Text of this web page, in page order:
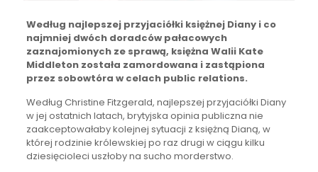
Według najlepszej przyjaciółki księżnej Diany i co
najmniej dwóch doradców pałacowych
zaznajomionych ze sprawą, księżna Walii Kate
Middleton została zamordowana i zastąpiona
przez sobowtóra w celach public relations.
Według Christine Fitzgerald, najlepszej przyjaciółki Diany
w jej ostatnich latach, brytyjska opinia publiczna nie
zaakceptowałaby kolejnej sytuacji z księżną Dianą, w
której rodzinie królewskiej po raz drugi w ciągu kilku
dziesięcioleci uszłoby na sucho morderstwo.